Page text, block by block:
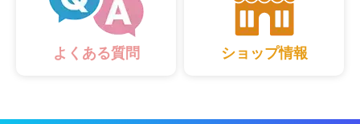
よくある質問 ショップ情報